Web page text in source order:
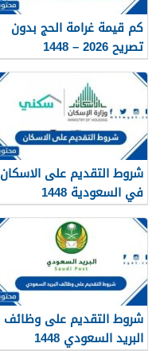
كم قيمة غرامة الحج بدون
تصريح 2026 – 1448
شروط التقديم على الاسكان
في السعودية 1448
شروط التقديم على وظائف
البريد السعودي 1448